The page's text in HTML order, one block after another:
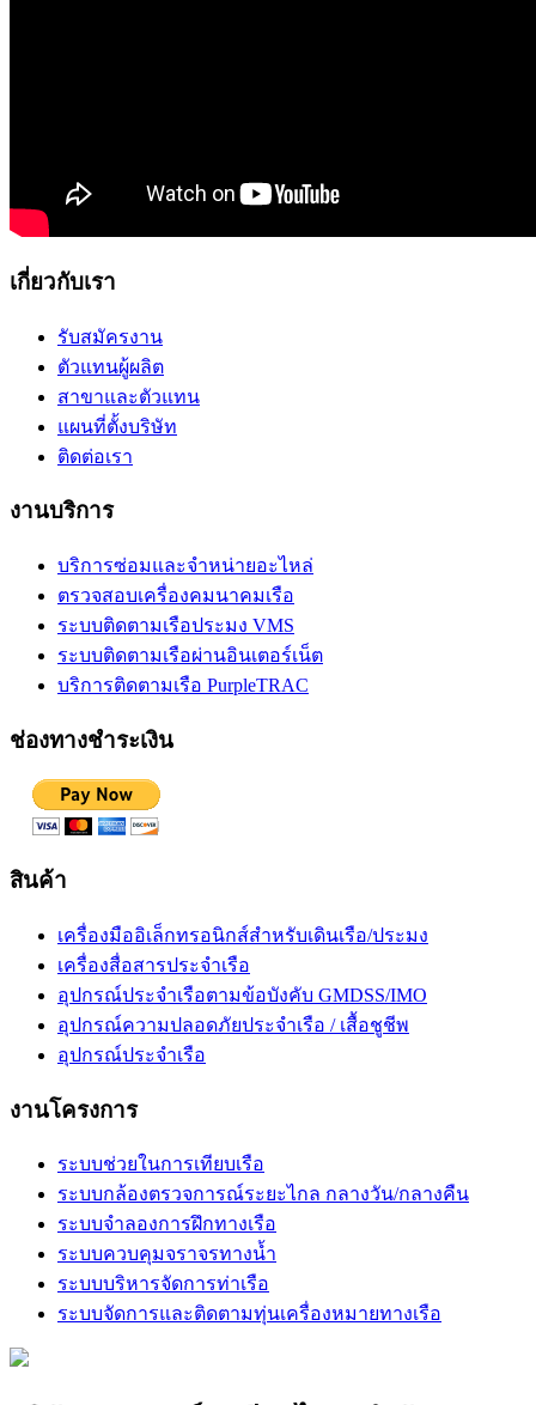
เกี่ยวกับเรา
รับสมัครงาน
ตัวแทนผู้ผลิต
สาขาและตัวแทน
แผนที่ตั้งบริษัท
ติดต่อเรา
งานบริการ
บริการซ่อมและจำหน่ายอะไหล่
ตรวจสอบเครื่องคมนาคมเรือ
ระบบติดตามเรือประมง VMS
ระบบติดตามเรือผ่านอินเตอร์เน็ต
บริการติดตามเรือ PurpleTRAC
ช่องทางชำระเงิน
สินค้า
เครื่องมืออิเล็กทรอนิกส์สำหรับเดินเรือ/ประมง
เครื่องสื่อสารประจำเรือ
อุปกรณ์ประจำเรือตามข้อบังคับ GMDSS/IMO
อุปกรณ์ความปลอดภัยประจำเรือ / เสื้อชูชีพ
อุปกรณ์ประจำเรือ
งานโครงการ
ระบบช่วยในการเทียบเรือ
ระบบกล้องตรวจการณ์ระยะไกล กลางวัน/กลางคืน
ระบบจำลองการฝึกทางเรือ
ระบบควบคุมจราจรทางน้ำ
ระบบบริหารจัดการท่าเรือ
ระบบจัดการและติดตามทุ่นเครื่องหมายทางเรือ